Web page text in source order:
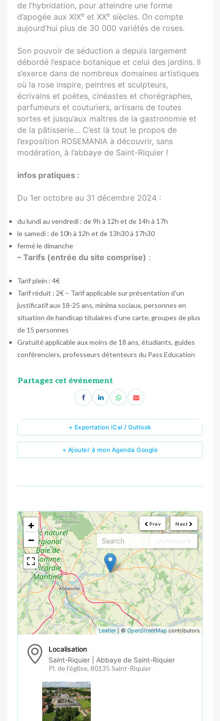
de l’hybridation, pour atteindre une forme
d’apogée aux XIXe et XXe siècles. On compte
aujourd’hui plus de 30 000 variétés de roses.
Son pouvoir de séduction a depuis largement
débordé l’espace botanique et celui des jardins. Il
s’exerce dans de nombreux domaines artistiques
où la rose inspire, peintres et sculpteurs,
écrivains et poètes, cinéastes et chorégraphes,
parfumeurs et couturiers, artisans de toutes
sortes et jusqu’aux maîtres de la gastronomie et
de la pâtisserie… C’est là tout le propos de
l’exposition ROSEMANIA à découvrir, sans
modération, à l’abbaye de Saint-Riquier !
infos pratiques :
Du 1er octobre au 31 décembre 2024 :
du lundi au vendredi : de 9h à 12h et de 14h à 17h
le samedi : de 10h à 12h et de 13h30 à 17h30
fermé le dimanche
– Tarifs (entrée du site comprise) :
Tarif plein : 4€
Tarif réduit : 2€ – Tarif applicable sur présentation d’un
justificatif aux 18-25 ans, minima sociaux, personnes en
situation de handicap titulaires d’une carte, groupes de plus
de 15 personnes
Gratuité applicable aux moins de 18 ans, étudiants, guides
conférenciers, professeurs détenteurs du Pass Education
Partagez cet événement
+ Ajouter à mon Agenda Google
+ Exportation iCal / Outlook
Next
Prev
My Position
<!---->
+
−
Leaflet | © OpenStreetMap contributors
Localisation
Saint-Riquier | Abbaye de Saint-Riquier
Pl. de l'église, 80135 Saint-Riquier